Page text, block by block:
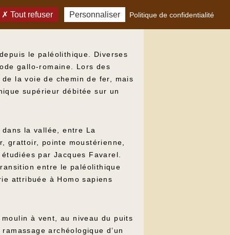
le paléolithique. Diverses
gallo-romaine. Lors des
la voie de chemin de fer, mais
supérieur débitée sur un
la vallée, entre La
grattoir, pointe moustérienne,
par Jacques Favarel.
entre le paléolithique
attribuée à Homo sapiens
à vent, au niveau du puits
archéologique d’un
Tout refuser Personnaliser Politique de confidentialité